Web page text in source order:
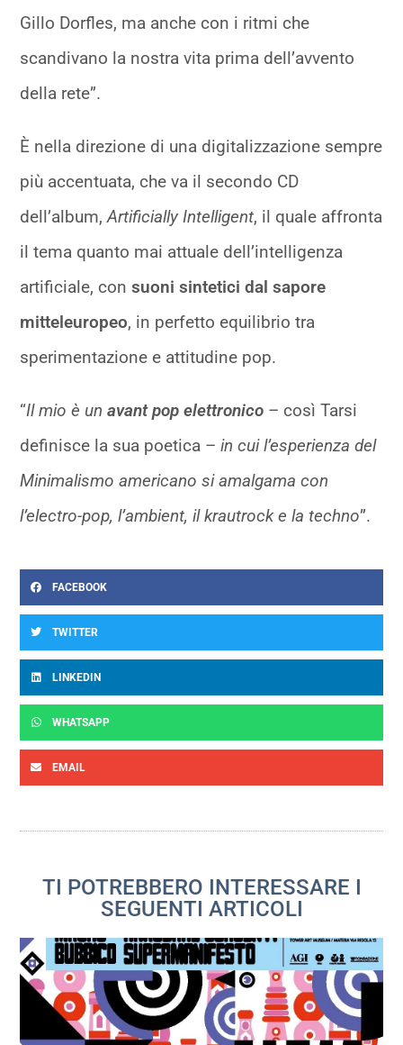
Gillo Dorfles, ma anche con i ritmi che
scandivano la nostra vita prima dell’avvento
della rete”.
È nella direzione di una digitalizzazione sempre
più accentuata, che va il secondo CD
dell’album,Artificially Intelligent, il quale affronta
il tema quanto mai attuale dell’intelligenza
artificiale, consuoni sintetici dal sapore
mitteleuropeo, in perfetto equilibrio tra
sperimentazione e attitudine pop.
“Il mio è unavant pop elettronico – così Tarsi
definisce la sua poetica – in cui l’esperienza del
Minimalismo americano si amalgama con
l’electro-pop, l’ambient, il krautrock e la techno”.
FACEBOOK
TWITTER
LINKEDIN
WHATSAPP
EMAIL
TI POTREBBERO INTERESSARE I
SEGUENTI ARTICOLI